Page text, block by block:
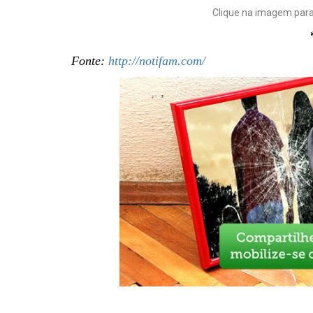
Clique na imagem
Fonte: http://notifam.com/